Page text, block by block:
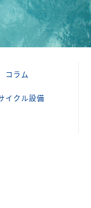
コラム
イクル設備